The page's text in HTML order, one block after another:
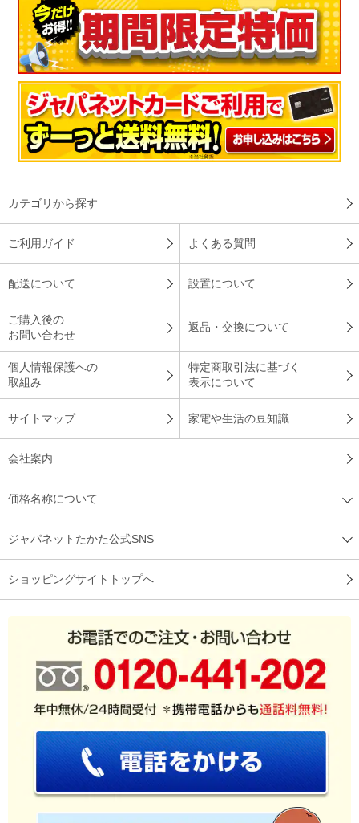
カテゴリから探す
ご利用ガイド よくある質問
配送について 設置について
ご購入後の
お問い合わせ
返品・交換について
個人情報保護への
取組み
特定商取引法に基づく
表示について
サイトマップ 家電や生活の豆知識
会社案内
価格名称について
ジャパネットたかた公式SNS
ショッピングサイトトップへ